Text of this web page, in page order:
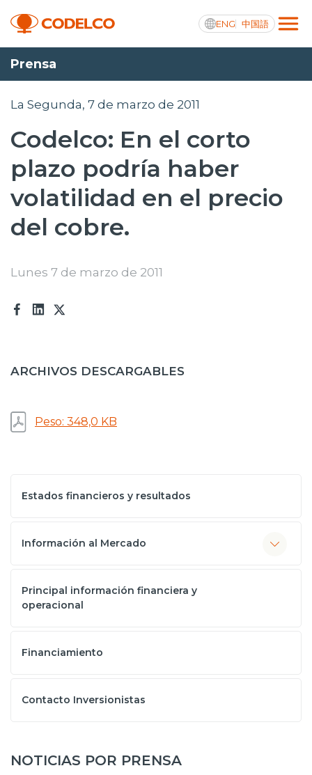
ENG 中国語
Transparencia activa
Operaciones
Innovación
Inversionistas
Canales de denuncia
Prensa
La Segunda, 7 de marzo de 2011
Codelco: En el corto
plazo podría haber
volatilidad en el precio
del cobre.
Lunes 7 de marzo de 2011
ARCHIVOS DESCARGABLES
Peso: 348,0 KB
Estados financieros y resultados
Información al Mercado
Principal información financiera y
operacional
Financiamiento
Contacto Inversionistas
NOTICIAS POR PRENSA